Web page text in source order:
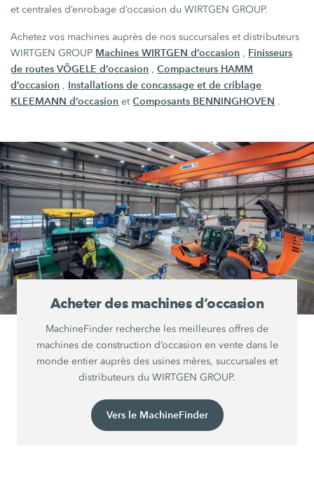
et centrales d’enrobage d’occasion du WIRTGEN GROUP.
Achetez vos machines auprès de nos succursales et distributeurs
WIRTGEN GROUP Machines WIRTGEN d’occasion , Finisseurs
de routes VÖGELE d’occasion ,Compacteurs HAMM
d’occasion , Installations de concassage et de criblage
KLEEMANN d’occasion etComposants BENNINGHOVEN .
Acheter des machines d’occasion
MachineFinder recherche les meilleures offres de
machines de construction d’occasion en vente dans le
monde entier auprès des usines mères, succursales et
distributeurs du WIRTGEN GROUP.
Vers le MachineFinder